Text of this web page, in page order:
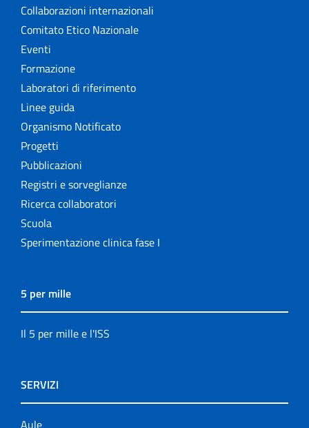
Collaborazioni internazionali
Comitato Etico Nazionale
Eventi
Formazione
Laboratori di riferimento
Linee guida
Organismo Notificato
Progetti
Pubblicazioni
Registri e sorveglianze
Ricerca collaboratori
Scuola
Sperimentazione clinica fase I
5 per mille
Il 5 per mille e l'ISS
SERVIZI
Aule